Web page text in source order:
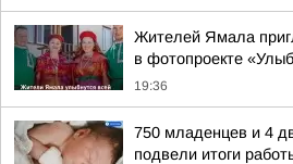
Жителей Ямала
в фотопроекте
19:36
750 младенцев и 4
подвели итоги